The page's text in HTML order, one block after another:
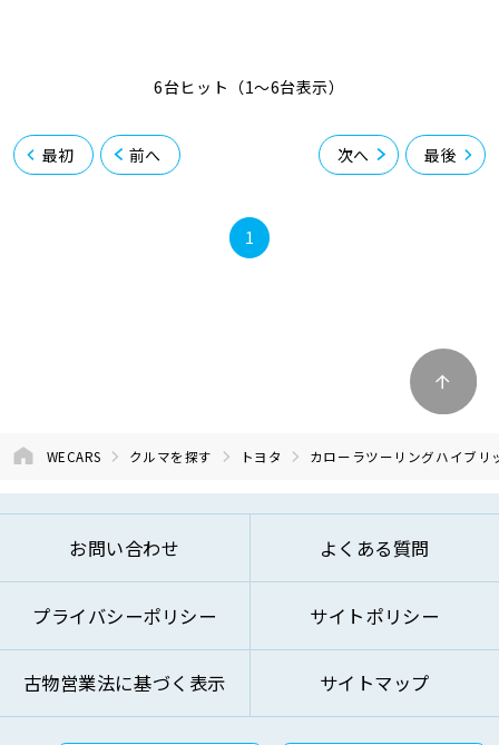
6台ヒット（1〜6台表示）
最初 前へ
1
次へ 最後
WECARS クルマを探す トヨタ カローラツーリングハイブリ
お問い合わせ よくある質問
プライバシーポリシー サイトポリシー
古物営業法に基づく表示 サイトマップ